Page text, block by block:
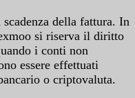
della fattura. In
si riserva il diritto
i conti non
essere effettuati
o criptovaluta.